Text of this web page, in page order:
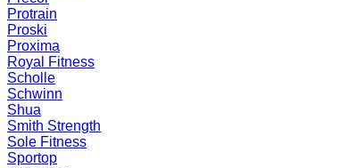
Protrain
Proski
Proxima
Royal Fitness
Scholle
Schwinn
Shua
Smith Strength
Sole Fitness
Sportop